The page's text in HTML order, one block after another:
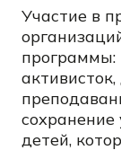
Участие в
программы:
сохранение
детей,